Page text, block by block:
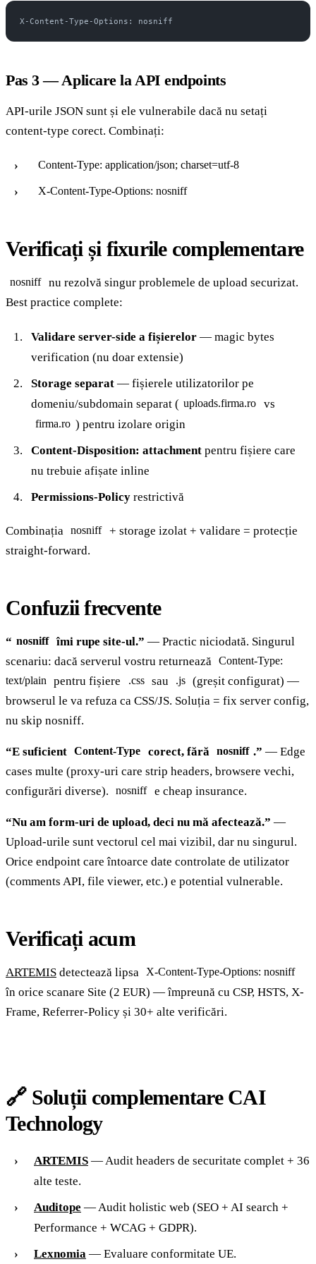
X-Content-Type-Options: nosniff
Pas 3 — Aplicare la API endpoints
API-urile JSON sunt și ele vulnerabile dacă nu setați
content-type corect. Combinați:
Content-Type: application/json; charset=utf-8
X-Content-Type-Options: nosniff
Verificați și fixurile complementare
nosniff
nu rezolvă singur problemele de upload securizat.
Best practice complete:
Validare server-side a fișierelor — magic bytes
verification (nu doar extensie)
Storage separat — fișierele utilizatorilor pe
domeniu/subdomain separat ( uploads.firma.ro vs
firma.ro ) pentru izolare origin
Content-Disposition: attachment pentru fișiere care
nu trebuie afișate inline
Permissions-Policy restrictivă
Combinația nosniff
+ storage izolat + validare = protecție
straight-forward.
Confuzii frecvente
“ nosniff îmi rupe site-ul.” — Practic niciodată. Singurul
scenariu: dacă serverul vostru returnează
Content-Type:
text/plain pentru fișiere .css sau .js (greșit configurat) —
browserul le va refuza ca CSS/JS. Soluția = fix server config,
nu skip nosniff.
“E suficient Content-Type corect, fără nosniff .” — Edge
cases multe (proxy-uri care strip headers, browsere vechi,
configurări diverse).
nosniff e cheap insurance.
“Nu am form-uri de upload, deci nu mă afectează.” —
Upload-urile sunt vectorul cel mai vizibil, dar nu singurul.
Orice endpoint care întoarce date controlate de utilizator
(comments API, file viewer, etc.) e potential vulnerable.
Verificați acum
ARTEMIS detectează lipsa X-Content-Type-Options: nosniff
în orice scanare Site (2 EUR) — împreună cu CSP, HSTS, X-
Frame, Referrer-Policy și 30+ alte verificări.
🔗 Soluții complementare CAI
Technology
ARTEMIS — Audit headers de securitate complet + 36
alte teste.
Auditope — Audit holistic web (SEO + AI search +
Performance + WCAG + GDPR).
Lexnomia — Evaluare conformitate UE.